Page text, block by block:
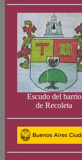
Escudo del barrio
de Recoleta